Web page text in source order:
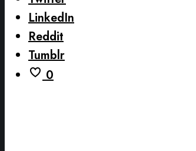
LinkedIn
Reddit
Tumblr
0